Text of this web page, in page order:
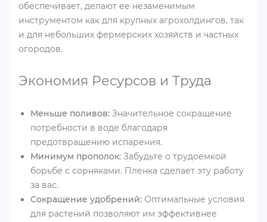
обеспечивает, делают ее незаменимым
инструментом как для крупных агрохолдингов, так
и для небольших фермерских хозяйств и частных
огородов.
Экономия Ресурсов и Труда
Меньше поливов: Значительное сокращение
потребности в воде благодаря
предотвращению испарения.
Минимум прополок: Забудьте о трудоемкой
борьбе с сорняками. Пленка сделает эту работу
за вас.
Сокращение удобрений: Оптимальные условия
для растений позволяют им эффективнее